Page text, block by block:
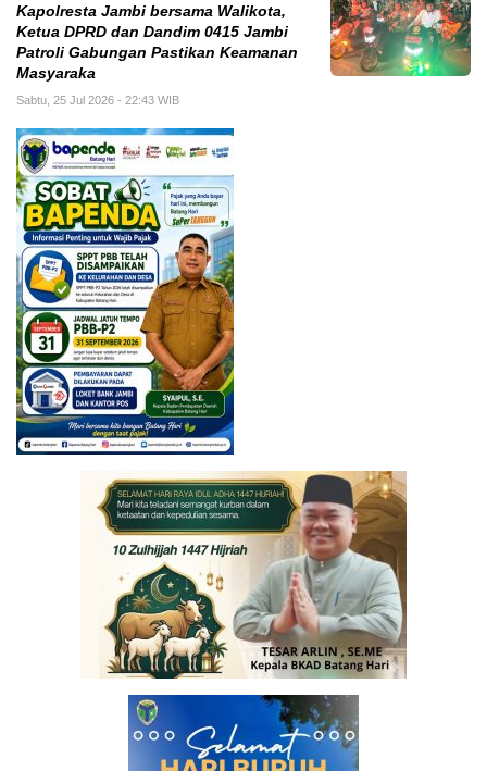
Kapolresta Jambi bersama Walikota,
Ketua DPRD dan Dandim 0415 Jambi
Patroli Gabungan Pastikan Keamanan
Masyaraka
Sabtu, 25 Jul 2026 - 22:43 WIB